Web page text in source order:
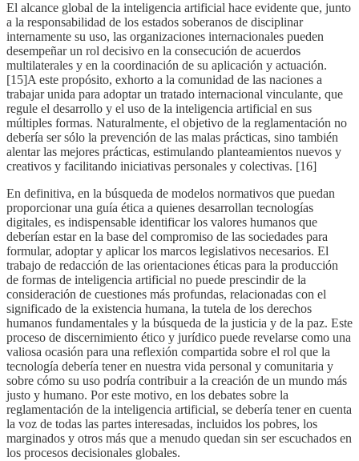
El alcance global de la inteligencia artificial hace evidente que, junto
a la responsabilidad de los estados soberanos de disciplinar
internamente su uso, las organizaciones internacionales pueden
desempeñar un rol decisivo en la consecución de acuerdos
multilaterales y en la coordinación de su aplicación y actuación.
[15]A este propósito, exhorto a la comunidad de las naciones a
trabajar unida para adoptar un tratado internacional vinculante, que
regule el desarrollo y el uso de la inteligencia artificial en sus
múltiples formas. Naturalmente, el objetivo de la reglamentación no
debería ser sólo la prevención de las malas prácticas, sino también
alentar las mejores prácticas, estimulando planteamientos nuevos y
creativos y facilitando iniciativas personales y colectivas. [16]
En definitiva, en la búsqueda de modelos normativos que puedan
proporcionar una guía ética a quienes desarrollan tecnologías
digitales, es indispensable identificar los valores humanos que
deberían estar en la base del compromiso de las sociedades para
formular, adoptar y aplicar los marcos legislativos necesarios. El
trabajo de redacción de las orientaciones éticas para la producción
de formas de inteligencia artificial no puede prescindir de la
consideración de cuestiones más profundas, relacionadas con el
significado de la existencia humana, la tutela de los derechos
humanos fundamentales y la búsqueda de la justicia y de la paz. Este
proceso de discernimiento ético y jurídico puede revelarse como una
valiosa ocasión para una reflexión compartida sobre el rol que la
tecnología debería tener en nuestra vida personal y comunitaria y
sobre cómo su uso podría contribuir a la creación de un mundo más
justo y humano. Por este motivo, en los debates sobre la
reglamentación de la inteligencia artificial, se debería tener en cuenta
la voz de todas las partes interesadas, incluidos los pobres, los
marginados y otros más que a menudo quedan sin ser escuchados en
los procesos decisionales globales.